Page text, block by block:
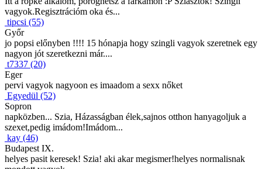
vagyok.Regisztrációm oka és...
tipcsi (55)
Győr
jo popsi előnyben !!!! 15 hónapja hogy szingli vagyok szeretnek egy
nagyon jót szeretkezni már....
t7337 (20)
Eger
pervi vagyok nagyoon es imaadom a sexx nőket
Egyedül (52)
Sopron
napközben... Szia, Házasságban élek,sajnos otthon hanyagoljuk a
szexet,pedig imádom!Imádom...
kay (46)
Budapest IX.
helyes pasit keresek! Szia! aki akar megismer!helyes normalisnak